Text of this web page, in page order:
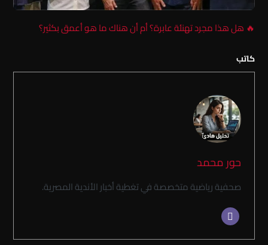
🔥 هل هذا مجرد تهنئة عابرة؟ أم أن هناك ما هو أعمق بكثير؟
كاتب
حور محمد
صحفية رياضية متخصصة في تغطية أخبار الأندية المصرية.